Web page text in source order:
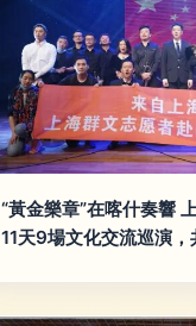
“黃金樂章”在喀什奏響
11天9場文化交流巡演